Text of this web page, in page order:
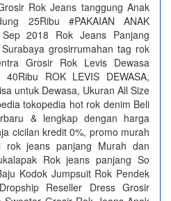
Rok Jeans tanggung Anak
25Ribu #PAKAIAN ANAK
2018 Rok Jeans Panjang
grosirrumahan tag rok
Grosir Rok Levis Dewasa
ROK LEVIS DEWASA,
untuk Dewasa, Ukuran All Size
tokopedia hot rok denim Beli
& lengkap dengan harga
cicilan kredit 0%, promo murah
rok jeans panjang Murah dan
Rok jeans panjang So
Kodok Jumpsuit Rok Pendek
Reseller Dress Grosir